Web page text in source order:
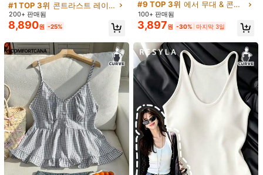
3,590원 -56%
GlowEve CURVE 플러스 사이즈 러플 숄더 봄/여름
패셔너블 우아한 여성 탱크탑
4.90(21)
사이즈: US 표준
12(0XL) 14(1XL) 16 (2XL) 18 (3XL)
20(4XL)
사이즈 안내
100%정사이즈로 느꼈습니다
고객님의 사이즈가 아닌가요? 말해주세요
넥 스위트하트 레이스 패치워크 플로
럴 니트 우아한 빈티지 귀여운 캐주얼
휴가 홈웨어 여성용 캐미솔 탱크탑
#1 TOP 3위
거의 매진!
#1 TOP 3위
거의 매진!
#1 TOP 3위 콘트라스트 레이스 플러스 사이즈 탱크 탑 & 카미스
200+ 판매됨
8,890원 -25%
을 스트리트웨어 컨트리 고스 빈티지
Y2K 외출용 민소매 블랙 그레이 스트
라이프 탱크탑 할로윈
#9 TOP 3위 에서 무대 & 콘서트 플러스 사이즈 탑
100+ 판매됨
3,897원 -30% 마지막 3일